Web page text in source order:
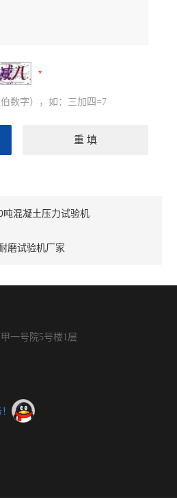
数字），如：三加四=7
吨混凝土压力试验机
磨试验机厂家
一号院5号楼1层
！